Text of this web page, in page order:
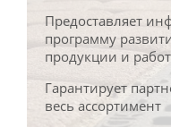
Предоставляет
программу
продукции и
Гарантирует
весь ассортимент